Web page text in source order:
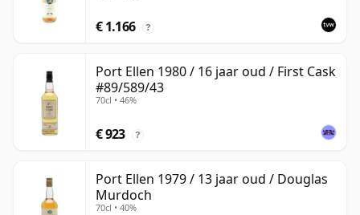
€ 1.166 ?
Port Ellen 1980 / 16 jaar oud / First Cask
#89/589/43
70cl • 46%
€ 923 ?
Port Ellen 1979 / 13 jaar oud / Douglas
Murdoch
70cl • 40%